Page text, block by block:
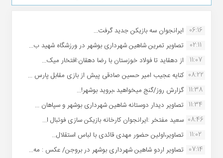
06:16 ایرانجوان سه بازیکن جدید گرفت...
02:11
تصاویر تمرین شاهین شهردارى بوشهر در ورزشگاه شهید ب...
11:07
از دهقاید تا فولاد خوزستان با رضا دهقان:افتخار میک...
08:22 کنایه عجیب امیر حسین صادقی پیش از بازی مقابل پارس ...
11:38 گزارش روز/گنج میخواهید ،بروید بوشهر!...
11:34 تصاویر دیدار دوستانه شاهین شهردارى بوشهر و سپاهان ...
08:46 سعید مفتخر :ایرانجوان کارخانه بازیکن سازی فوتبال ا...
11:02
تصاویر،اولین حضور مهدی قائدی با لباس استقلال...
07:14 تصاویر اردو شاهین شهرداری بوشهر در بروجن/ عکس : مه...